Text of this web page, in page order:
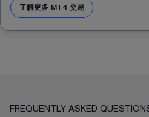
了解更多 MT4 交易
FREQUENTLY ASKED